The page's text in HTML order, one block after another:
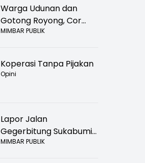
Warga Udunan dan
Gotong Royong, Cor
Jalan Hancur di
MIMBAR PUBLIK
Koperasi Tanpa Pijakan
Opini
Lapor Jalan
Gegerbitung Sukabumi
Bolong! Bahaya Bagi
MIMBAR PUBLIK